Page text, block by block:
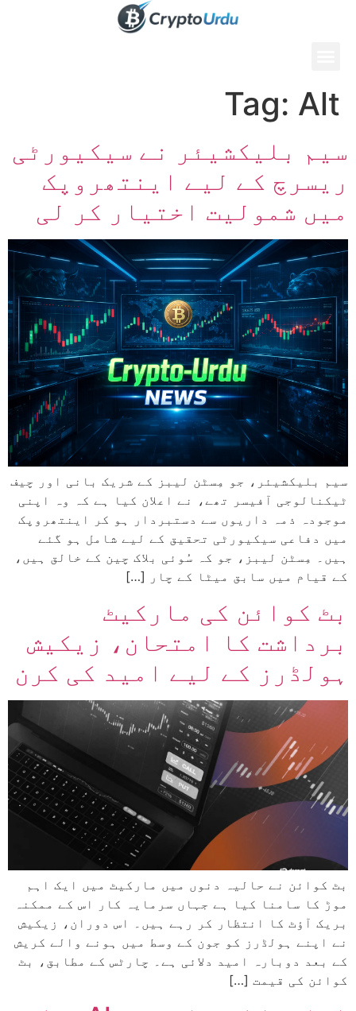
Tag: Alt
سیم بلیکشیئر نے سیکیورٹی
ریسرچ کے لیے اینتھروپک
میں شمولیت اختیار کر لی
سیم بلیکشیئر، جو مِسٹن لیبز کے شریک بانی اور چیف
ٹیکنالوجی آفیسر تھے، نے اعلان کیا ہے کہ وہ اپنی
موجودہ ذمہ داریوں سے دستبردار ہو کر اینتھروپک
میں دفاعی سیکیورٹی تحقیق کے لیے شامل ہو گئے
ہیں۔ مِسٹن لیبز، جو کہ سُوئی بلاک چین کے خالق ہیں،
کے قیام میں سابق میٹا کے چار […]
بٹ کوائن کی مارکیٹ
برداشت کا امتحان، زیکیش
ہولڈرز کے لیے امید کی کرن
بٹ کوائن نے حالیہ دنوں میں مارکیٹ میں ایک اہم
موڑ کا سامنا کیا ہے جہاں سرمایہ کار اس کے ممکنہ
بریک آؤٹ کا انتظار کر رہے ہیں۔ اس دوران، زیکیش
نے اپنے ہولڈرز کو جون کے وسط میں ہونے والے کریش
کے بعد دوبارہ امید دلائی ہے۔ چارٹس کے مطابق، بٹ
کوائن کی قیمت […]